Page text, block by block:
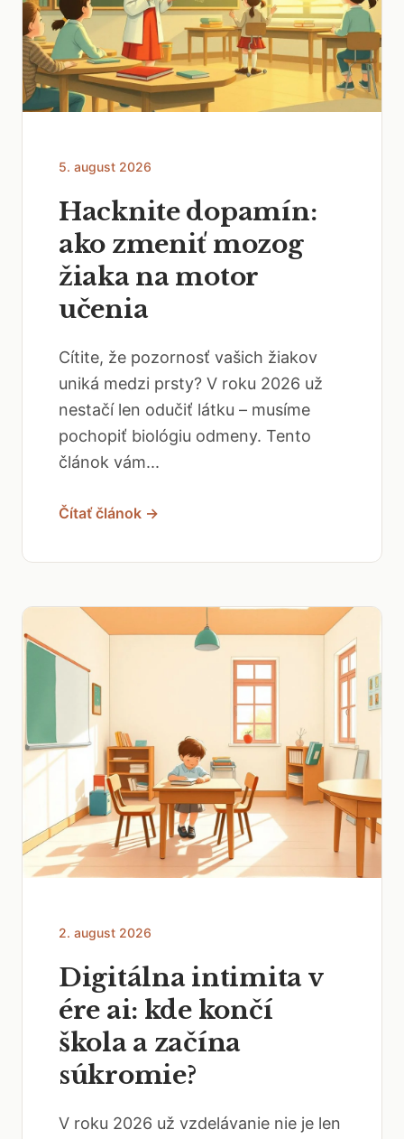
5. august 2026
Hacknite dopamín:
ako zmeniť mozog
žiaka na motor
učenia
Cítite, že pozornosť vašich žiakov
uniká medzi prsty? V roku 2026 už
nestačí len odučiť látku – musíme
pochopiť biológiu odmeny. Tento
článok vám...
Čítať článok →
2. august 2026
Digitálna intimita v
ére ai: kde končí
škola a začína
súkromie?
V roku 2026 už vzdelávanie nie je len